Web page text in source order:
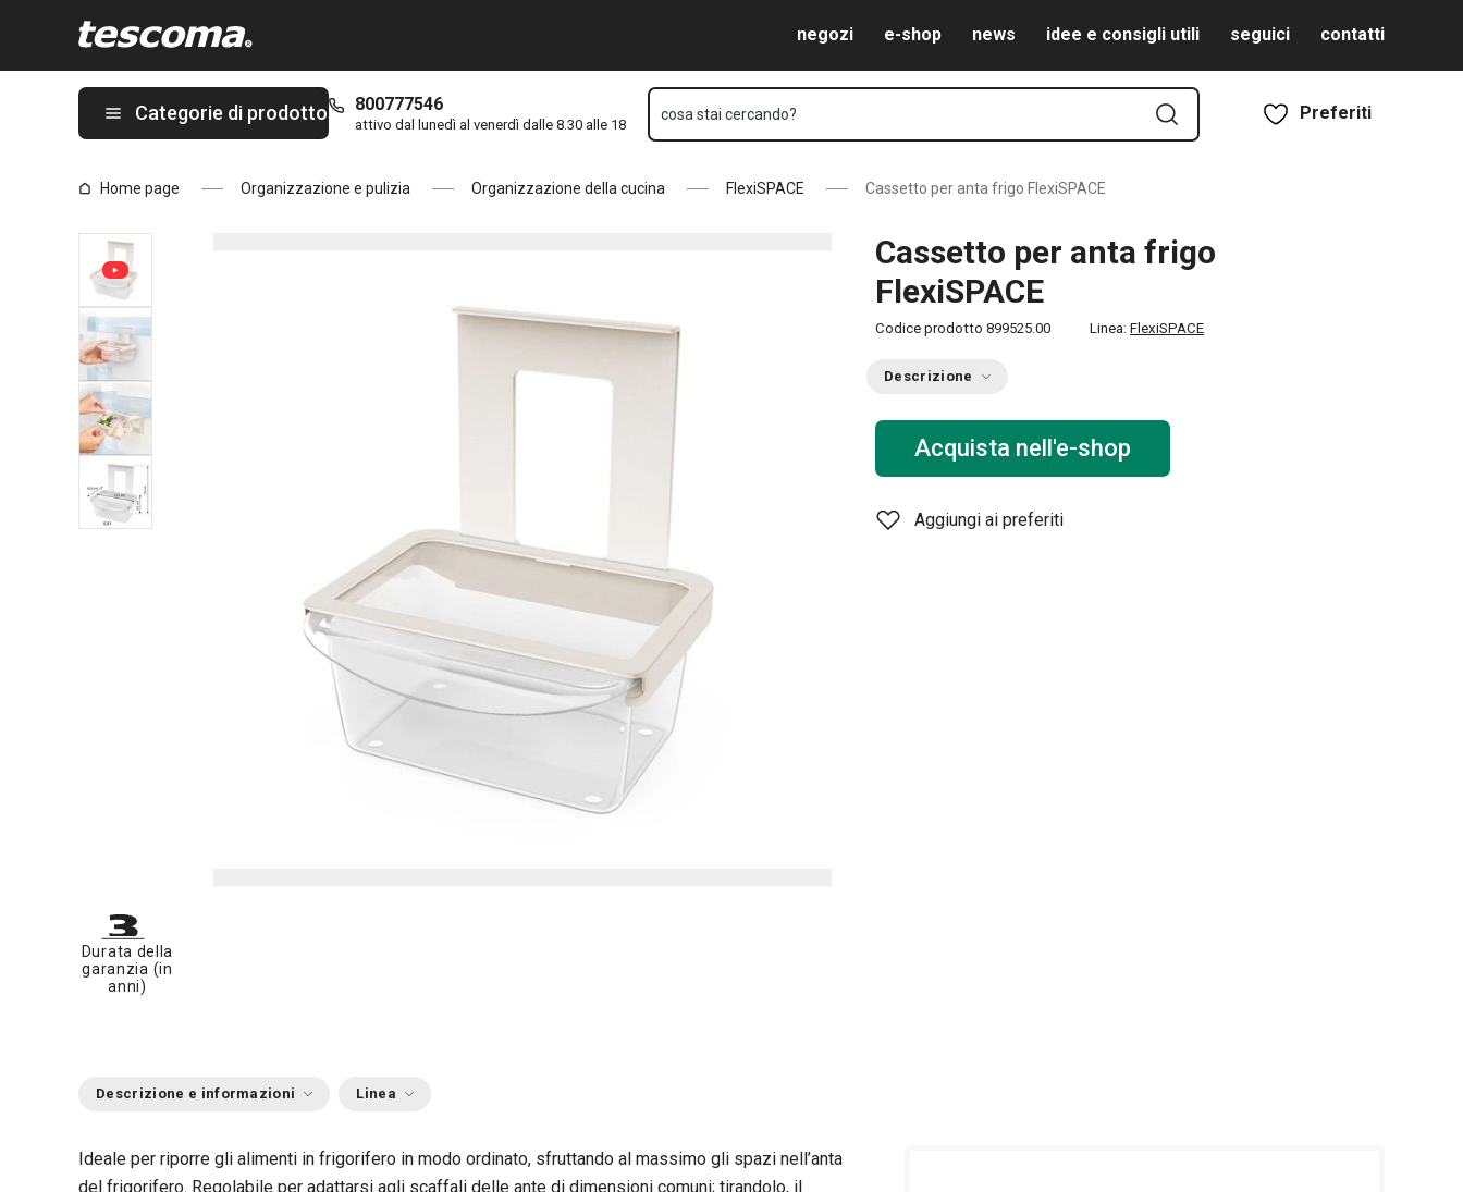
negozi e-shop news idee e consigli utili seguici contatti
Categorie di prodotto 800777546
attivo dal lunedì al venerdì dalle 8.30 alle 18
cosa stai cercando? Preferiti
Home page Organizzazione e pulizia Organizzazione della cucina FlexiSPACE Cassetto per anta frigo FlexiSPACE
Cassetto per anta frigo
FlexiSPACE
Codice prodotto 899525.00 Linea: FlexiSPACE
Descrizione
Acquista nell'e-shop
Aggiungi ai preferiti
Durata della
garanzia (in
anni)
Descrizione e informazioni Linea
Ideale per riporre gli alimenti in frigorifero in modo ordinato, sfruttando al massimo gli spazi nell’anta
del frigorifero. Regolabile per adattarsi agli scaffali delle ante di dimensioni comuni; tirandolo, il